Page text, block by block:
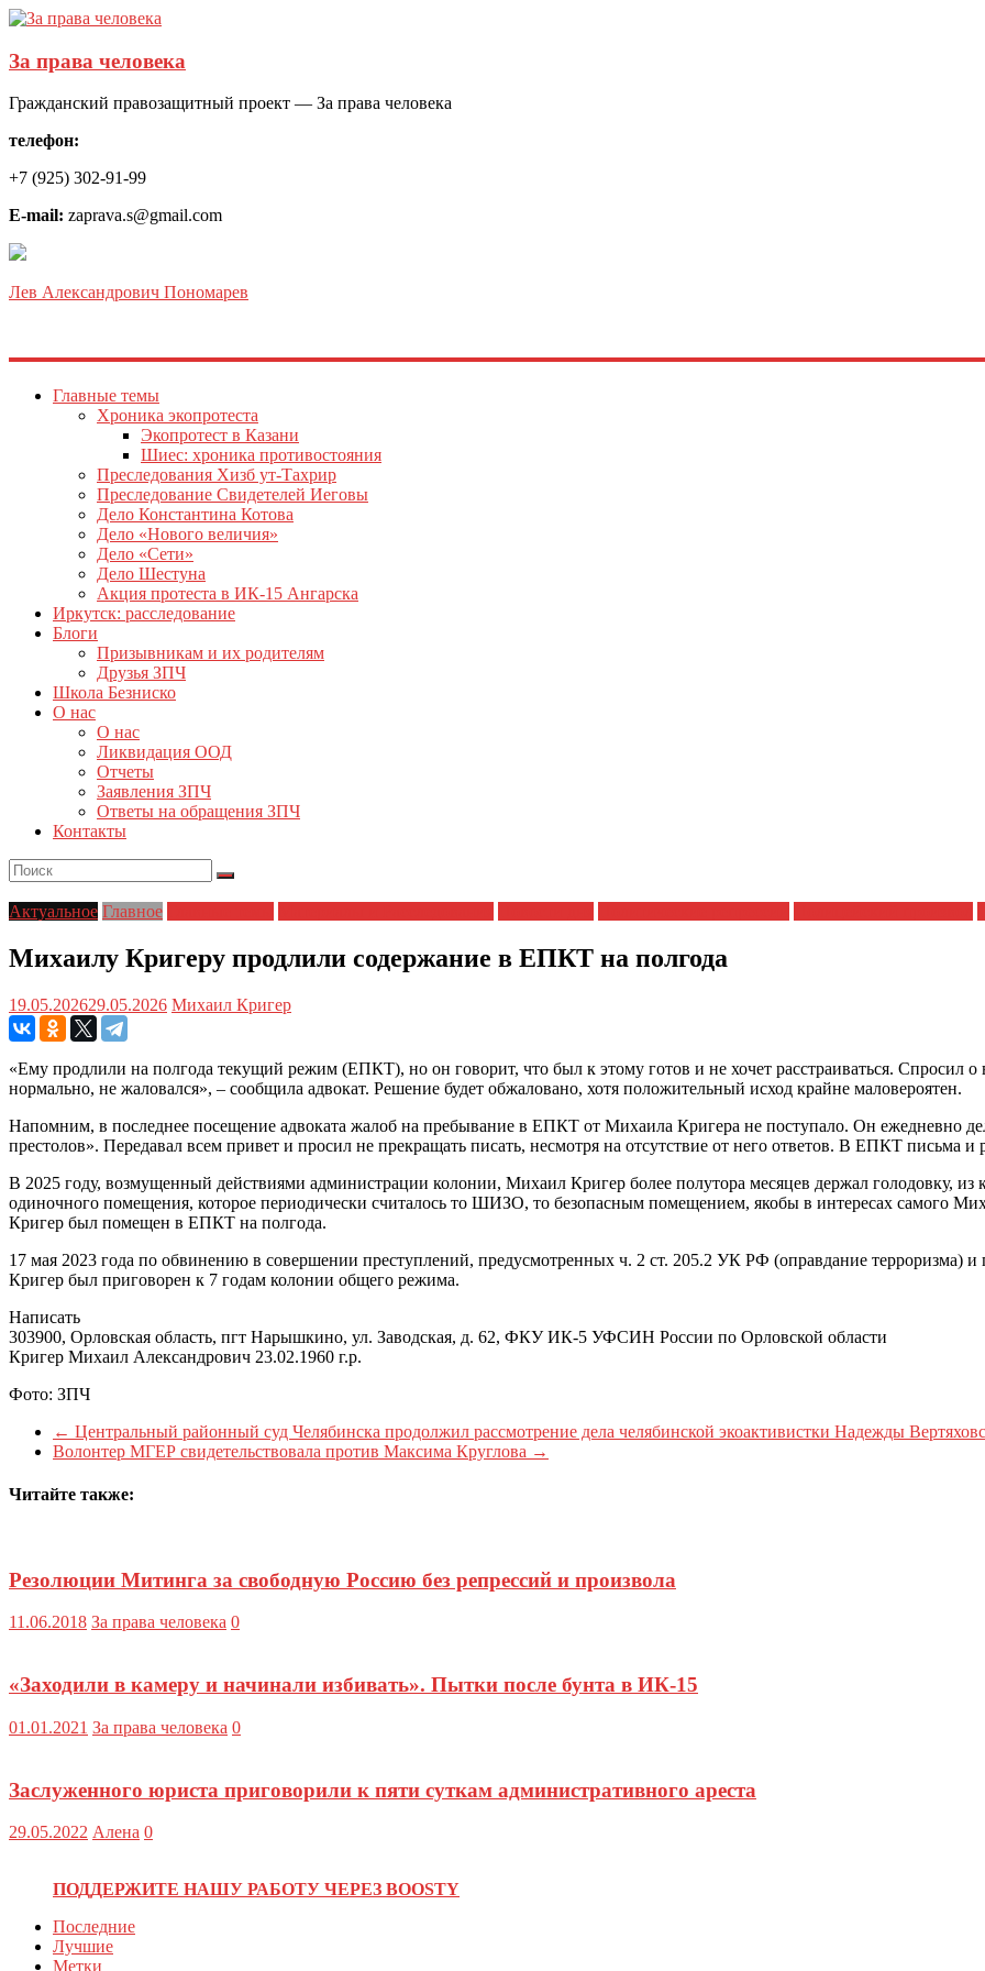
За права человека
Гражданский правозащитный проект — За права человека
телефон:
+7 (925) 302-91-99
E-mail: zaprava.s@gmail.com
Лев Александрович Пономарев
Главные темы
Хроника экопротеста
Экопротест в Казани
Шиес: хроника противостояния
Преследования Хизб ут-Тахрир
Преследование Свидетелей Иеговы
Дело Константина Котова
Дело «Нового величия»
Дело «Сети»
Дело Шестуна
Акция протеста в ИК-15 Ангарска
Иркутск: расследование
Блоги
Призывникам и их родителям
Друзья ЗПЧ
Школа Безниско
О нас
О нас
Ликвидация ООД
Отчеты
Заявления ЗПЧ
Ответы на обращения ЗПЧ
Контакты
Актуальное Главное
Михаилу Кригеру продлили содержание в ЕПКТ на полгода
19.05.202629.05.2026 Михаил Кригер
«Ему продлили на полгода текущий режим (ЕПКТ), но он говорит, что был к этому готов и не хочет расстраиваться. Спросил
нормально, не жаловался», – сообщила адвокат. Решение будет обжаловано, хотя положительный исход крайне маловероятен.
Напомним, в последнее посещение адвоката жалоб на пребывание в ЕПКТ от Михаила Кригера не поступало. Он ежедневно
престолов». Передавал всем привет и просил не прекращать писать, несмотря на отсутствие от него ответов. В ЕПКТ письма и
В 2025 году, возмущенный действиями администрации колонии, Михаил Кригер более полутора месяцев держал голодовку, из
одиночного помещения, которое периодически считалось то ШИЗО, то безопасным помещением, якобы в интересах самого
Кригер был помещен в ЕПКТ на полгода.
17 мая 2023 года по обвинению в совершении преступлений, предусмотренных ч. 2 ст. 205.2 УК РФ (оправдание терроризма)
Кригер был приговорен к 7 годам колонии общего режима.
Написать
303900, Орловская область, пгт Нарышкино, ул. Заводская, д. 62, ФКУ ИК-5 УФСИН России по Орловской области
Кригер Михаил Александрович 23.02.1960 г.р.
Фото: ЗПЧ
← Центральный районный суд Челябинска продолжил рассмотрение дела челябинской экоактивистки Надежды
Волонтер МГЕР свидетельствовала против Максима Круглова →
Читайте также:
Резолюции Митинга за свободную Россию без репрессий и произвола
11.06.2018 За права человека 0
«Заходили в камеру и начинали избивать». Пытки после бунта в ИК-15
01.01.2021 За права человека 0
Заслуженного юриста приговорили к пяти суткам административного ареста
29.05.2022 Алена 0
ПОДДЕРЖИТЕ НАШУ РАБОТУ ЧЕРЕЗ BOOSTY
Последние
Лучшие
Метки